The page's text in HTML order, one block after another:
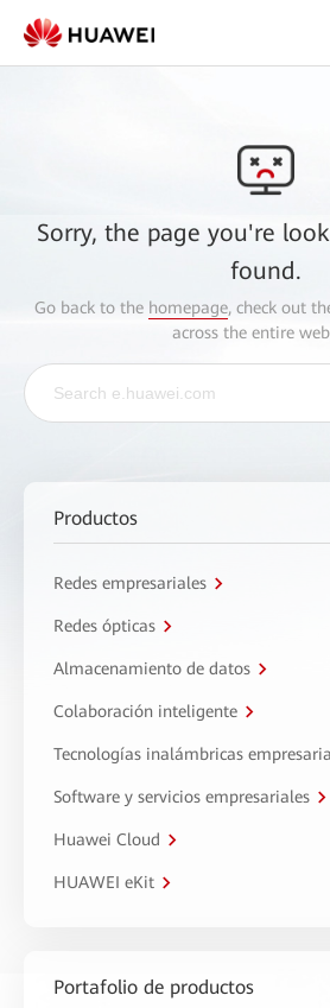
Sorry, the page you're
found.
Go back to the homepage, check out
across the entire
Productos
Redes empresariales
Redes ópticas
Almacenamiento de datos
Colaboración inteligente
Tecnologías inalámbricas
Software y servicios empresariales
Huawei Cloud
HUAWEI eKit
Portafolio de productos